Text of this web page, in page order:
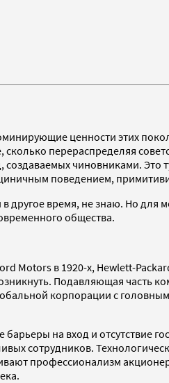
ценности этих
перераспределяя
чиновниками. Это
поведением,
другое время, не знаю. Но для
общества.
в 1920-х, Hewlett-
Подавляющая часть
корпорации с
на вход и отсутствие
сотрудников.
профессионализм